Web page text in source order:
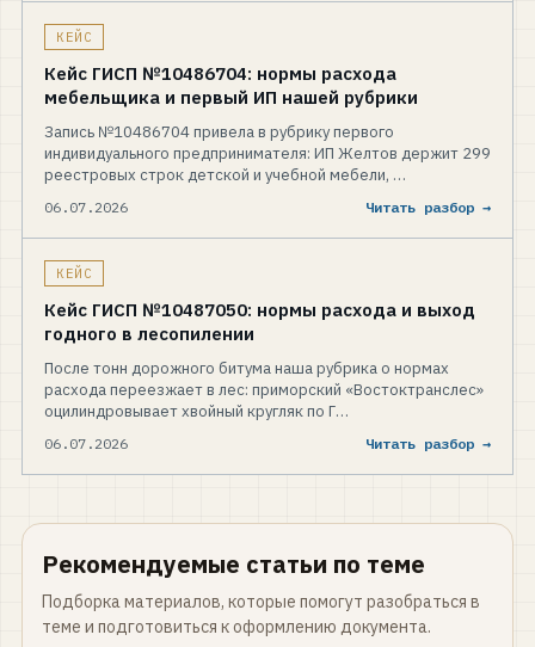
КЕЙС
Кейс ГИСП №10486704: нормы расхода
мебельщика и первый ИП нашей рубрики
Запись №10486704 привела в рубрику первого
индивидуального предпринимателя: ИП Желтов держит 299
реестровых строк детской и учебной мебели, …
06.07.2026 Читать разбор →
КЕЙС
Кейс ГИСП №10487050: нормы расхода и выход
годного в лесопилении
После тонн дорожного битума наша рубрика о нормах
расхода переезжает в лес: приморский «Востоктранслес»
оцилиндровывает хвойный кругляк по Г…
06.07.2026 Читать разбор →
Рекомендуемые статьи по теме
Подборка материалов, которые помогут разобраться в
теме и подготовиться к оформлению документа.